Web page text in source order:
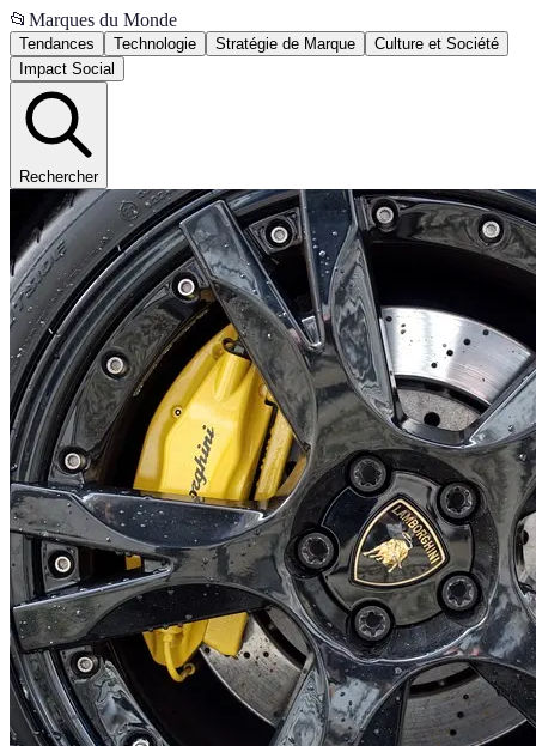
📂 Marques du Monde
Tendances Technologie Stratégie de Marque
Culture et Société
Impact Social
Rechercher